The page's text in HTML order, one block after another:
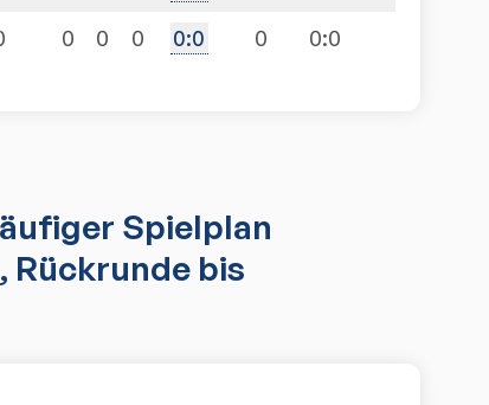
0 0 0 0:0 0 0:0
Spielplan
Rückrunde bis